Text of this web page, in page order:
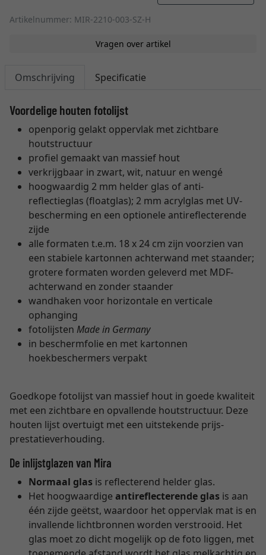
Artikelnummer: MIR-2210-003-SZ-H
Vragen over artikel
Omschrijving Specificatie
Voordelige houten fotolijst
openporig gelakt oppervlak met zichtbare
houtstructuur
profiel gemaakt van massief hout
verkrijgbaar in zwart, wit, natuur en wengé
hoogwaardig 2 mm helder glas of anti-
reflectieglas (floatglas); 2 mm acrylglas met UV-
bescherming en een optionele antireflecterende
zijde
alle formaten t.e.m. 18 x 24 cm zijn voorzien van
een stabiele kartonnen achterwand met staander;
grotere formaten worden geleverd met MDF-
achterwand en zonder staander
wandhaken voor horizontale en verticale
ophanging
fotolijsten Made in Germany
in beschermfolie en met kartonnen
hoekbeschermers verpakt
Goedkope fotolijst van massief hout in goede kwaliteit
met een zichtbare en opvallende houtstructuur. Deze
houten lijst overtuigt met een uitstekende prijs-
prestatieverhouding.
De inlijstglazen van Mira
Normaal glas is reflecterend helder glas.
Het hoogwaardige antireflecterende glas is aan
één zijde geëtst, waardoor het oppervlak mat is en
invallende lichtbronnen worden verstrooid. Het
glas moet zo dicht mogelijk op de foto liggen, met